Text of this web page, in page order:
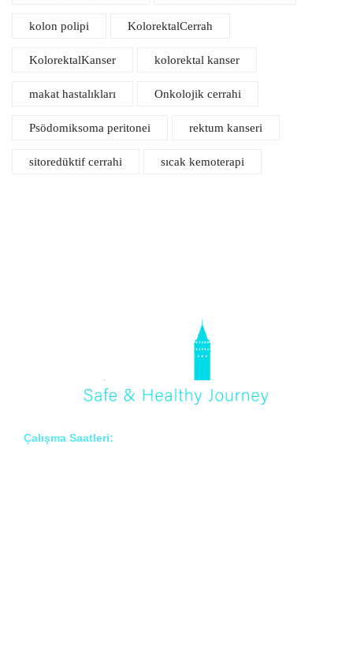
kolon polipi KolorektalCerrah
KolorektalKanser kolorektal kanser
makat hastalıkları Onkolojik cerrahi
Psödomiksoma peritonei rektum kanseri
sitoredüktif cerrahi sıcak kemoterapi
Çalışma Saatleri: